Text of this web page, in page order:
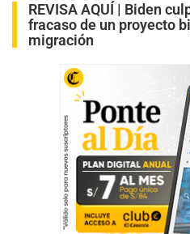
REVISA AQUÍ | Biden
fracaso de un proyecto
migración